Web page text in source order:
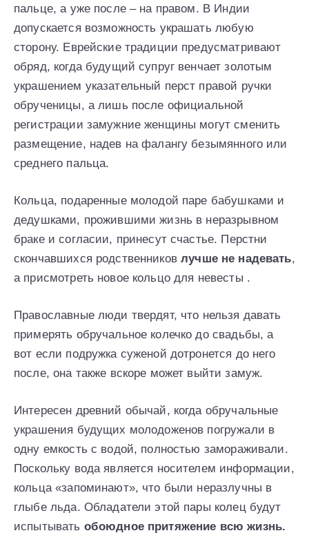
пальце, а уже после – на правом. В Индии
допускается возможность украшать любую
сторону. Еврейские традиции предусматривают
обряд, когда будущий супруг венчает золотым
украшением указательный перст правой ручки
обрученицы, а лишь после официальной
регистрации замужние женщины могут сменить
размещение, надев на фалангу безымянного или
среднего пальца.
Кольца, подаренные молодой паре бабушками и
дедушками, прожившими жизнь в неразрывном
браке и согласии, принесут счастье. Перстни
скончавшихся родственниковлучше не надевать,
а присмотреть новое кольцо для невесты .
Православные люди твердят, что нельзя давать
примерять обручальное колечко до свадьбы, а
вот если подружка суженой дотронется до него
после, она также вскоре может выйти замуж.
Интересен древний обычай, когда обручальные
украшения будущих молодоженов погружали в
одну емкость с водой, полностью замораживали.
Поскольку вода является носителем информации,
кольца «запоминают», что были неразлучны в
глыбе льда. Обладатели этой пары колец будут
испытывать обоюдное притяжение всю жизнь.